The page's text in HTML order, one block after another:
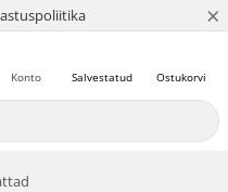
5 ×
Ostukorvi
Salvestatud
Konto